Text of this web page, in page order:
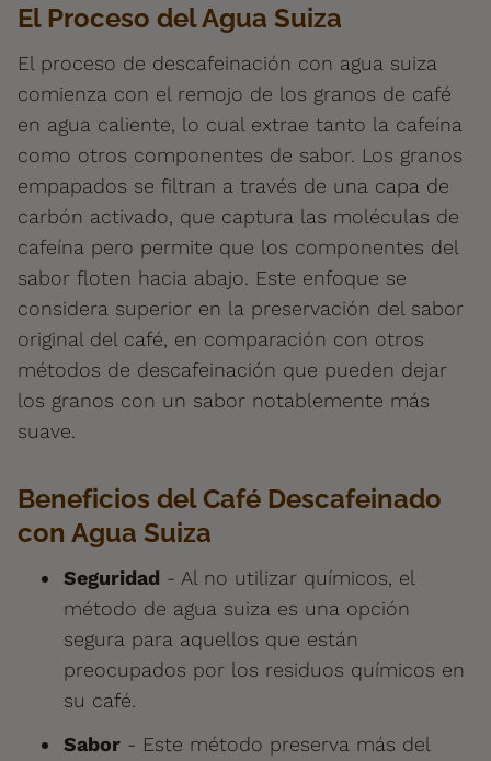
El Proceso del Agua Suiza
El proceso de descafeinación con agua suiza
comienza con el remojo de los granos de café
en agua caliente, lo cual extrae tanto la cafeína
como otros componentes de sabor. Los granos
empapados se filtran a través de una capa de
carbón activado, que captura las moléculas de
cafeína pero permite que los componentes del
sabor floten hacia abajo. Este enfoque se
considera superior en la preservación del sabor
original del café, en comparación con otros
métodos de descafeinación que pueden dejar
los granos con un sabor notablemente más
suave.
Beneficios del Café Descafeinado
con Agua Suiza
Seguridad - Al no utilizar químicos, el
método de agua suiza es una opción
segura para aquellos que están
preocupados por los residuos químicos en
su café.
Sabor - Este método preserva más del